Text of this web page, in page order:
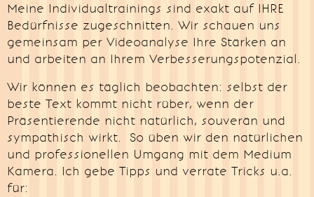
Meine Individualtrainings sind exakt auf IHRE
Bedürfnisse zugeschnitten. Wir schauen uns
gemeinsam per Videoanalyse Ihre Stärken an
und arbeiten an Ihrem Verbesserungspotenzial.
Wir können es täglich beobachten: selbst der
beste Text kommt nicht rüber, wenn der
Präsentierende nicht natürlich, souverän und
sympathisch wirkt. So üben wir den natürlichen
und professionellen Umgang mit dem Medium
Kamera. Ich gebe Tipps und verrate Tricks u.a.
für: